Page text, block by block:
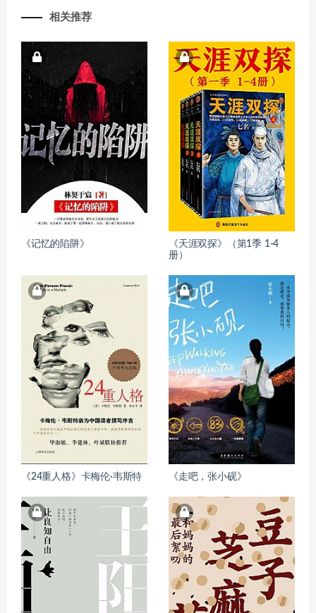
相关推荐
《记忆的陷阱》
《天涯双探》（第1季 1-4
册）
《24重人格》卡梅伦·韦斯特 《走吧，张小砚》